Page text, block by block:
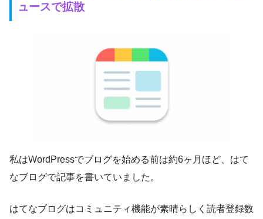
ュースで拡散
私はWordPressでブログを始める前は約6ヶ月ほど、はて
なブログで記事を書いていました。
はてなブログはコミュニティ機能が素晴らしく読者登録数